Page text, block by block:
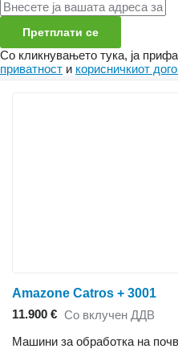
Претплати се
Со кликнувањето тука, ја
приватност и корисничкиот
Amazone Catros + 3001
11.900 € Со вклучен ДДВ
Машини за обработка на